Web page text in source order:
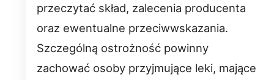
przeczytać skład, zalecenia producenta
oraz ewentualne przeciwwskazania.
Szczególną ostrożność powinny
zachować osoby przyjmujące leki, mające